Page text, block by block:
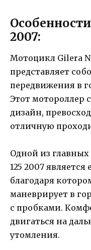
2007:
Мотоцикл Gilera
представляет
передвижения в
Этот мотороллер
дизайн,
отличную
Одной из главных
125 2007
благодаря
маневрирует в
с пробками.
двигаться на
утомления.